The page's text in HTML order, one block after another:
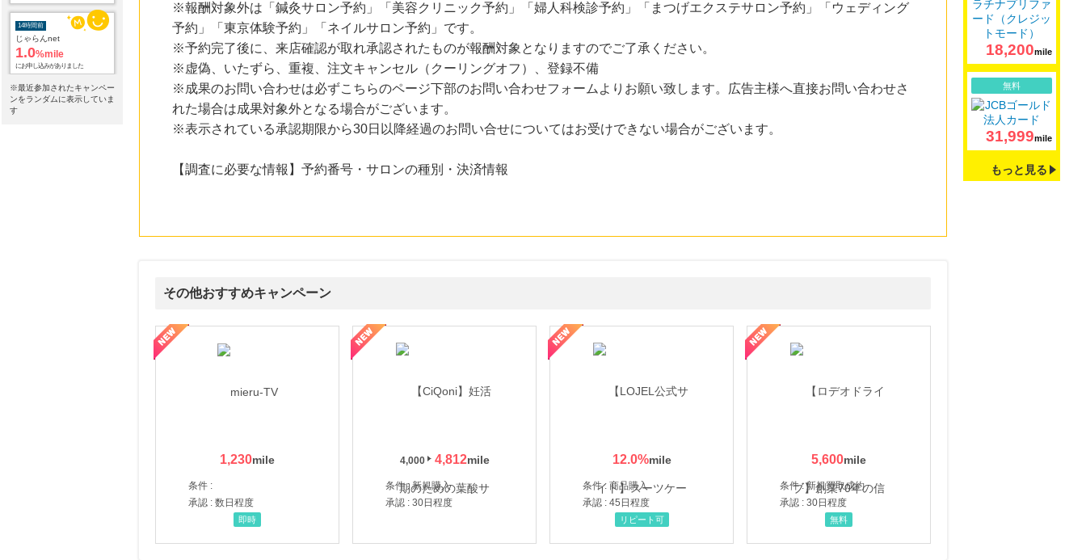
14時間前
じゃらんnet
1.0%mile
にお申し込みがありました
14時間前
電子貸本Renta!
※最近参加されたキャンペー
ンをランダムに表示していま
す
※報酬対象外は「鍼灸サロン予約」「美容クリニック予約」「婦人科検診予約」「まつげエクステサロン予約」「ウェディング
予約」「東京体験予約」「ネイルサロン予約」です。
※予約完了後に、来店確認が取れ承認されたものが報酬対象となりますのでご了承ください。
※虚偽、いたずら、重複、注文キャンセル（クーリングオフ）、登録不備
※成果のお問い合わせは必ずこちらのページ下部のお問い合わせフォームよりお願い致します。広告主様へ直接お問い合わせさ
れた場合は成果対象外となる場合がございます。
※表示されている承認期限から30日以降経過のお問い合せについてはお受けできない場合がございます。
【調査に必要な情報】予約番号・サロンの種別・決済情報
その他おすすめキャンペーン
1,230
条件 :
承認 : 数日程度
即時
4,000 4,812
条件 : 新規購入
承認 : 30日程度
12.0%
条件 : 商品購入
承認 : 45日程度
【LOJEL公式サイト】スーツケース・バッグ
リピート可
5,600
条件 : 新規買取成約
承認 : 30日程度
【ロデオドライブ】創業70年の信頼と高価買取を実現！ブランド品・貴金属の無料査定
無料
18,200mile
無料
31,999mile
もっと見る